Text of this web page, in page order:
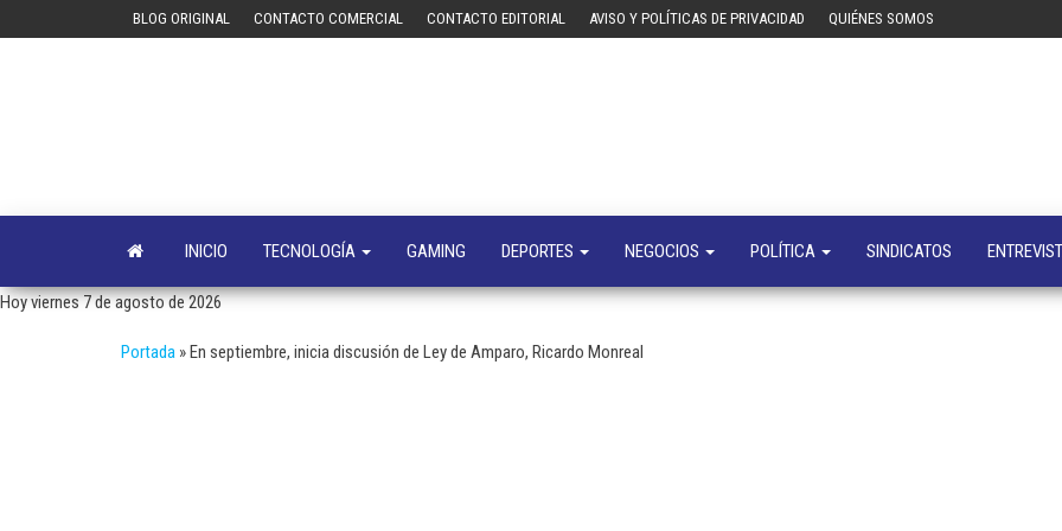
BLOG ORIGINAL CONTACTO COMERCIAL CONTACTO EDITORIAL AVISO Y POLÍTICAS DE PRIVACIDAD QUIÉNES SOMOS
negocios
INICIO TECNOLOGÍA GAMING DEPORTES NEGOCIOS POLÍTICA SINDICATOS
Hoy viernes 7 de agosto de 2026
Portada »En septiembre, inicia discusión de Ley de Amparo, Ricardo Monreal